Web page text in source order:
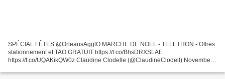
SPÉCIAL FÊTES @OrleansAgglO MARCHE DE NOËL - TELETHON - Offres
stationnement et TAO GRATUIT https://t.co/BhsDRXSLAE
https://t.co/UQAKikQW0z Claudine Clodelle (@ClaudineClodell) November